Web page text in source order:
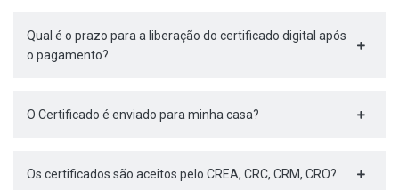
Qual é o prazo para a liberação do certificado digital após
o pagamento?
O Certificado é enviado para minha casa?
Os certificados são aceitos pelo CREA, CRC, CRM, CRO?